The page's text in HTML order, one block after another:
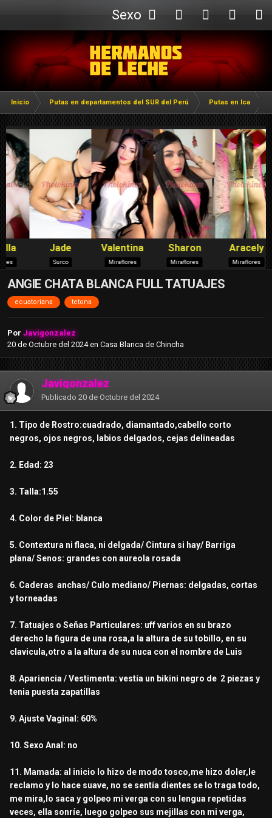
Sexo
Webcam
Inicio Putas en departamentos del SUR del Perú Putas en Ica
ANGIE CHATA BLANCA FULL TATUAJES
ecuatoriana tetona
Por Javigonzalez
20 de Octubre del 2024en Casa Blanca de Chincha
Javigonzalez
Publicado 20 de Octubre del 2024
1. Tipo de Rostro:cuadrado, diamantado,cabello corto
negros, ojos negros, labios delgados, cejas delineadas
2. Edad: 23
3. Talla:1.55
4. Color de Piel: blanca
5. Contextura ni flaca, ni delgada/ Cintura si hay/ Barriga
plana/ Senos: grandes con aureola rosada
6. Caderas anchas/ Culo mediano/ Piernas: delgadas, cortas
y torneadas
7. Tatuajes o Señas Particulares: uff varios en su brazo
derecho la figura de una rosa,a la altura de su tobillo, en su
clavicula,otro a la altura de su nuca con el nombre de Luis
8. Apariencia / Vestimenta: vestía un bikini negro de 2 piezas y
tenia puesta zapatillas
9. Ajuste Vaginal: 60%
10. Sexo Anal: no
11. Mamada: al inicio lo hizo de modo tosco,me hizo doler,le
reclamo y lo hace suave, no se sentía dientes se lo traga todo,
me mira,lo saca y golpeo mi verga con su lengua repetidas
veces, ella sonríe, luego golpeo sus mejillas con mi verga,